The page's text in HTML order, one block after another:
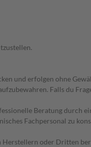
und erfolgen ohne
Falls du
Beratung durch
Fachpersonal zu
oder Dritten